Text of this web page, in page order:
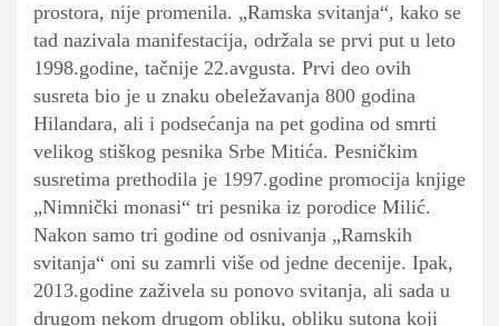
prostora, nije promenila. „Ramska svitanja“, kako se
tad nazivala manifestacija, održala se prvi put u leto
1998.godine, tačnije 22.avgusta. Prvi deo ovih
susreta bio je u znaku obeležavanja 800 godina
Hilandara, ali i podsećanja na pet godina od smrti
velikog stiškog pesnika Srbe Mitića. Pesničkim
susretima prethodila je 1997.godine promocija knjige
„Nimnički monasi“ tri pesnika iz porodice Milić.
Nakon samo tri godine od osnivanja „Ramskih
svitanja“ oni su zamrli više od jedne decenije. Ipak,
2013.godine zaživela su ponovo svitanja, ali sada u
drugom nekom drugom obliku, obliku sutona koji